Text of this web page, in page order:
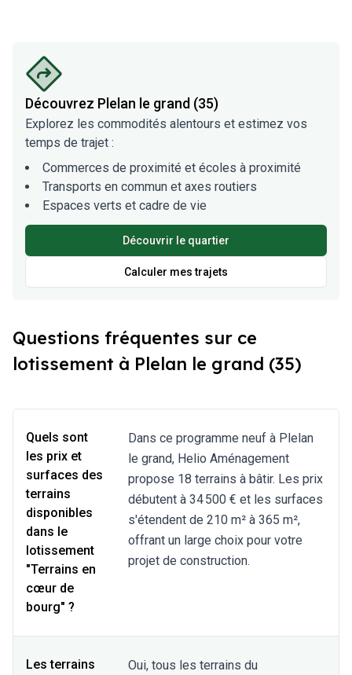
Découvrez Plelan le grand (35)
Explorez les commodités alentours et estimez vos
temps de trajet :
Commerces de proximité et écoles à proximité
Transports en commun et axes routiers
Espaces verts et cadre de vie
Découvrir le quartier
Calculer mes trajets
Questions fréquentes sur ce
lotissement à Plelan le grand (35)
Quels sont
les prix et
surfaces des
terrains
disponibles
dans le
lotissement
"Terrains en
cœur de
bourg" ?
Dans ce programme neuf à Plelan
le grand, Helio Aménagement
propose 18 terrains à bâtir. Les prix
débutent à 34 500 € et les surfaces
s'étendent de 210 m² à 365 m²,
offrant un large choix pour votre
projet de construction.
Les terrains
Oui, tous les terrains du